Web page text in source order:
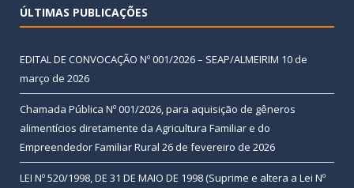
ÚLTIMAS PUBLICAÇÕES
EDITAL DE CONVOCAÇÃO Nº 001/2026 – SEAP/ALMEIRIM 10 de
março de 2026
Chamada Pública Nº 001/2026, para aquisição de gêneros
alimentícios diretamente da Agricultura Familiar e do
Empreendedor Familiar Rural 26 de fevereiro de 2026
LEI Nº 520/1998, DE 31 DE MAIO DE 1998 (Suprime e altera a Lei Nº